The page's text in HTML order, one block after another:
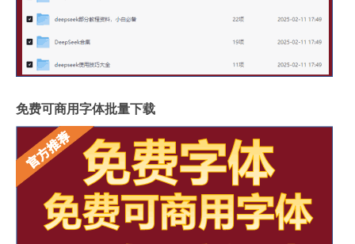
免费可商用字体批量下载